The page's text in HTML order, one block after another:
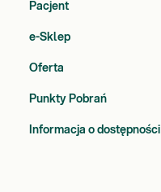
Pacjent
e-Sklep
Oferta
Punkty Pobrań
Informacja o dostępności